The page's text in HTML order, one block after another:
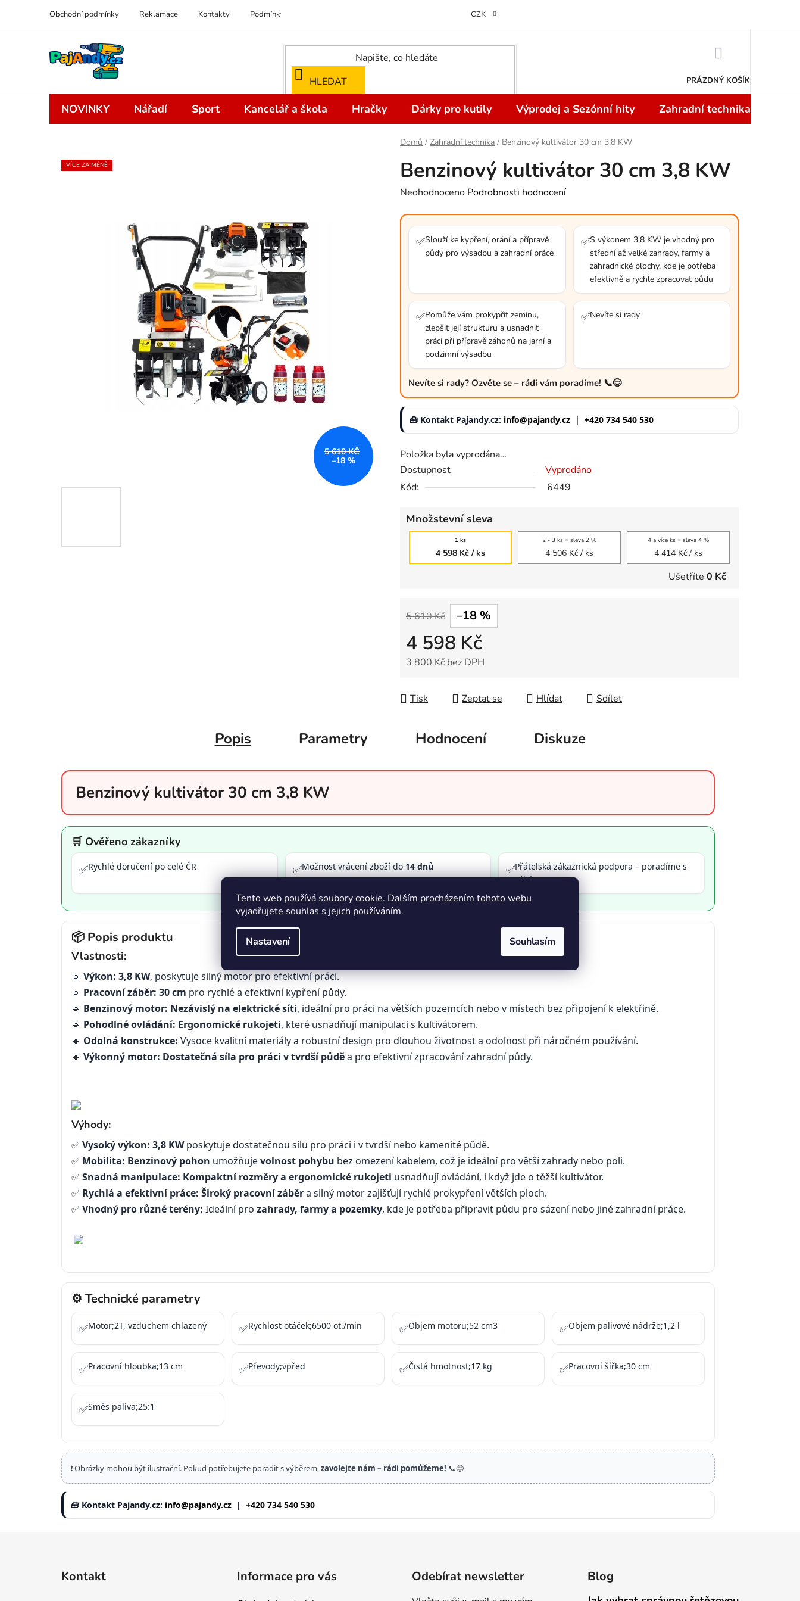
Tento web používá soubory cookie. Dalším procházením tohoto webu
vyjadřujete souhlas s jejich používáním.
Nastavení Souhlasím
obsah
Obchodní podmínky Reklamace Kontakty Podmínky ochrany osobních údajů Odstoupení od kupní smlouvy do 14 dní
CZK
HLEDAT PRÁZDNÝ KOŠÍK
NOVINKY Nářadí Sport Kancelář a škola Hračky Dárky pro kutily Výprodej a Sezónní hity Zahradní technika
Domů / Zahradní technika / Benzinový kultivátor 30 cm 3,8 KW
Benzinový kultivátor 30 cm 3,8 KW
Průměrné
produktu
hvězdiček.
Neohodnoceno Podrobnosti hodnocení
✅Slouží ke kypření, orání a přípravě
půdy pro výsadbu a zahradní práce
✅S výkonem 3,8 KW je vhodný pro
střední až velké zahrady, farmy a
zahradnické plochy, kde je potřeba
efektivně a rychle zpracovat půdu
✅Pomůže vám prokypřit zeminu,
zlepšit její strukturu a usnadnit
práci při přípravě záhonů na jarní a
podzimní výsadbu
✅Nevíte si rady
Nevíte si rady? Ozvěte se – rádi vám poradíme! 📞😊
🧰 Kontakt Pajandy.cz: info@pajandy.cz | +420 734 540 530
Položka byla vyprodána…
Dostupnost
Vyprodáno
Kód:
6449
Množstevní sleva
1 ks
4 598 Kč/ ks
2 - 3 ks = sleva 2 %
4 506 Kč/ ks
4 a více ks = sleva 4 %
4 414 Kč/ ks
Ušetříte 0 Kč
5 610 Kč –18 %
4 598 Kč
3 800 Kč bez DPH
Tisk
Zeptat se Hlídat Sdílet
VÍCE ZA MÉNĚ
5 610 KČ
–18 %
Popis Parametry Hodnocení Diskuze
Benzinový kultivátor 30 cm 3,8 KW
🛒 Ověřeno zákazníky
✅Rychlé doručení po celé ČR ✅Možnost vrácení zboží do 14 dnů ✅Přátelská zákaznická podpora – poradíme s
výběrem
📦 Popis produktu
Vlastnosti:
🔹 Výkon: 3,8 KW, poskytuje silný motor pro efektivní práci.
🔹 Pracovní záběr: 30 cm pro rychlé a efektivní kypření půdy.
🔹 Benzinový motor: Nezávislý na elektrické síti, ideální pro práci na větších pozemcích nebo v místech bez připojení k elektřině.
🔹 Pohodlné ovládání: Ergonomické rukojeti, které usnadňují manipulaci s kultivátorem.
🔹 Odolná konstrukce: Vysoce kvalitní materiály a robustní design pro dlouhou životnost a odolnost při náročném používání.
🔹 Výkonný motor: Dostatečná síla pro práci v tvrdší půděa pro efektivní zpracování zahradní půdy.
Výhody:
✅ Vysoký výkon: 3,8 KWposkytuje dostatečnou sílu pro práci i v tvrdší nebo kamenité půdě.
✅ Mobilita: Benzinový pohon umožňujevolnost pohybu bez omezení kabelem, což je ideální pro větší zahrady nebo poli.
✅ Snadná manipulace: Kompaktní rozměry a ergonomické rukojeti usnadňují ovládání, i když jde o těžší kultivátor.
✅ Rychlá a efektivní práce: Široký pracovní záběra silný motor zajišťují rychlé prokypření větších ploch.
✅ Vhodný pro různé terény: Ideální pro zahrady, farmy a pozemky, kde je potřeba připravit půdu pro sázení nebo jiné zahradní práce.
⚙️ Technické parametry
✅Motor;2T, vzduchem chlazený ✅Rychlost otáček;6500 ot./min ✅Objem motoru;52 cm3 ✅Objem palivové nádrže;1,2 l
✅Pracovní hloubka;13 cm ✅Převody;vpřed ✅Čistá hmotnost;17 kg ✅Pracovní šířka;30 cm
✅Směs paliva;25:1
❗ Obrázky mohou být ilustrační. Pokud potřebujete poradit s výběrem,zavolejte nám – rádi pomůžeme! 📞😊
🧰 Kontakt Pajandy.cz: info@pajandy.cz | +420 734 540 530
Kontakt Informace pro vás Odebírat newsletter Blog